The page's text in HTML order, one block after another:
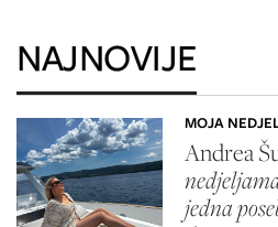
NAJNOVIJE
MOJA
Andrea
jedna